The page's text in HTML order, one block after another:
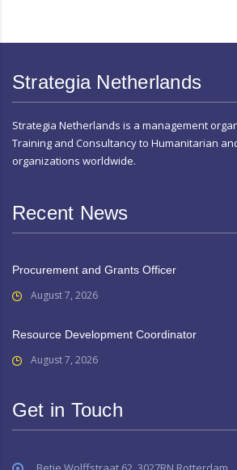
Strategia Netherlands
Strategia Netherlands is a management
Training and Consultancy to Humanitarian
organizations worldwide.
Recent News
Procurement and Grants Officer
August 7, 2026
Resource Development Coordinator
August 7, 2026
Get in Touch